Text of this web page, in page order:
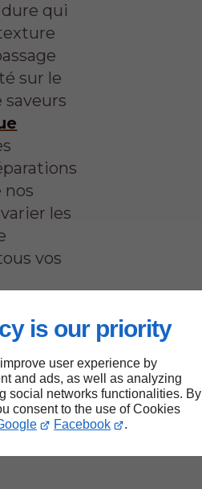
is our priority
user experience by
and ads, as well as analyzing
social networks functionalities. By
consent to the use of Cookies
Facebook .
qui
sur le
nos
les
vos